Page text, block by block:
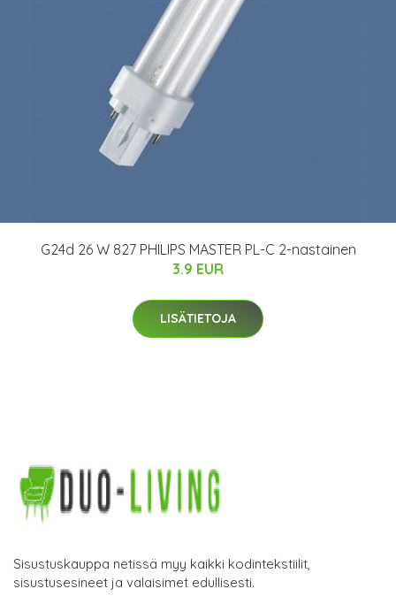
G24d 26 W 827 PHILIPS MASTER PL-C 2-nastainen
3.9 EUR
LISÄTIETOJA
Sisustuskauppa netissä myy kaikki kodintekstiilit,
sisustusesineet ja valaisimet edullisesti.